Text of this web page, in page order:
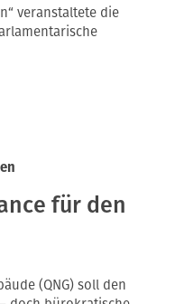
veranstaltete die
für den
(QNG) soll den